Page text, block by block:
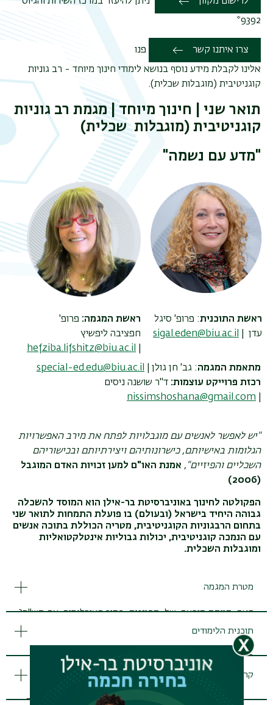
9392*
צרו איתנו קשר
פנו
אלינו לקבלת מידע נוסף בנושא לימודי חינוך מיוחד - רב גוניות
קוגניטיבית (מוגבלות שכלית).
תואר שני | חינוך מיוחד | מגמת רב גוניות
קוגניטיבית (מוגבלות שכלית)
"מדע עם נשמה"
ראשת התוכנית: פרופ' סיגל
עדן |
sigal.eden@biu.ac.il
ראשת המגמה: פרופ'
חפציבה ליפשיץ
hefziba.lifshitz@biu.ac.il
מתאמת המגמה: גב' חן גולן
special-ed.edu@biu.ac.il
רכזת פרוייקט עוצמות: ד"ר שושנה ניסים
nissimshoshana@gmail.com
"יש לאפשר לאנשים עם מוגבלויות לפתח את מירב האפשרויות
הגלומות באישיותם, כישרונותיהם ויצירתיותם ובכישוריהם
השכליים והפיזיים", אמנת האו"ם למען זכויות האדם המוגבל
(2006)
הפקולטה לחינוך באוניברסיטת בר-אילן הוא המוסד להשכלה
גבוהה היחיד בישראל (ובעולם) בו פועלת התמחות לתואר שני
בתחום הרבגוניות הקוגניטיבית, מטריה הכוללת בתוכה אנשים
עם הנמכה קוגניטיבית, יכולות גבוליות אינטלקטואליות
ומוגבלות השכלית.
מטרת המגמה
האם קיימת תופעה של מחוננות בתוך האוכלוסיה עם מש"ה?
כיצד היא נימדדת?
האם ניתן לשפר את ה-IQ באוכלוסיה עם מש"ה?
מהם משאבי החוסן של אנשים עם מש"ה המאפשרים גדילה
והתפתחות לאורך מעגל החיים?
כיצד ניתן לשפר את האינטראקיה התיווכית עם פעוטות וילדים
עם עיכוב התפתחותי
תוכנית הלימודים
מבחינה תאורטית מבוססת המגמה על תיאורית קוגניטיביות
בהן:
תיאורית כושר ההשתנות הקוגניטיבית
קהל יעד
מורים/ות, יועצים/ות, גננים/ות, פסיכולוגים/ות, עוסי"ם/יות